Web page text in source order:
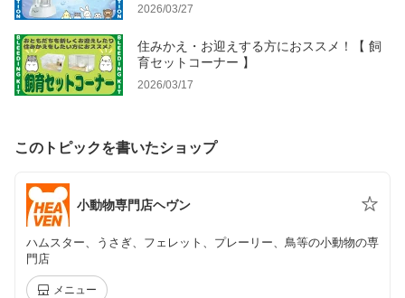
2026/03/27
住みかえ・お迎えする方におススメ！【 飼
育セットコーナー 】
2026/03/17
このトピックを書いたショップ
小動物専門店ヘヴン
ハムスター、うさぎ、フェレット、プレーリー、鳥等の小動物の専
門店
メニュー